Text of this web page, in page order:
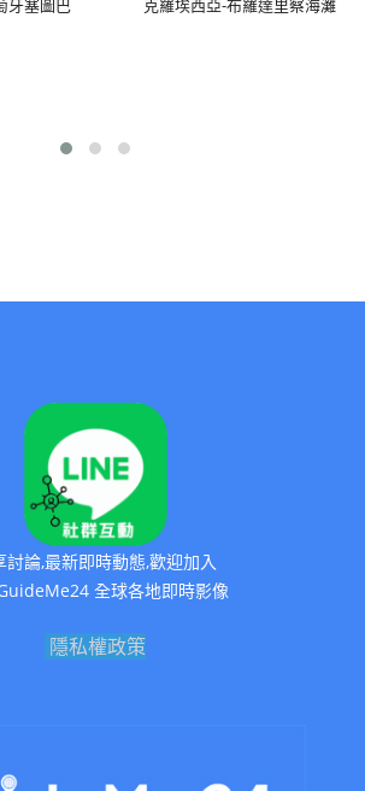
牙塞圖巴
克羅埃西亞-布羅達里察海灘
討論,最新即時動態,歡迎加入
全球各地即時影像
隱私權政策